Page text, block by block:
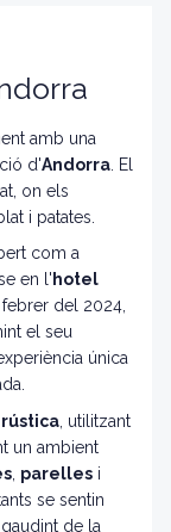
amb una
d'Andorra . El
on els
i patates.
com a
en l' hotel
del 2024,
el seu
única
, utilitzant
un ambient
parelles i
se sentin
de la